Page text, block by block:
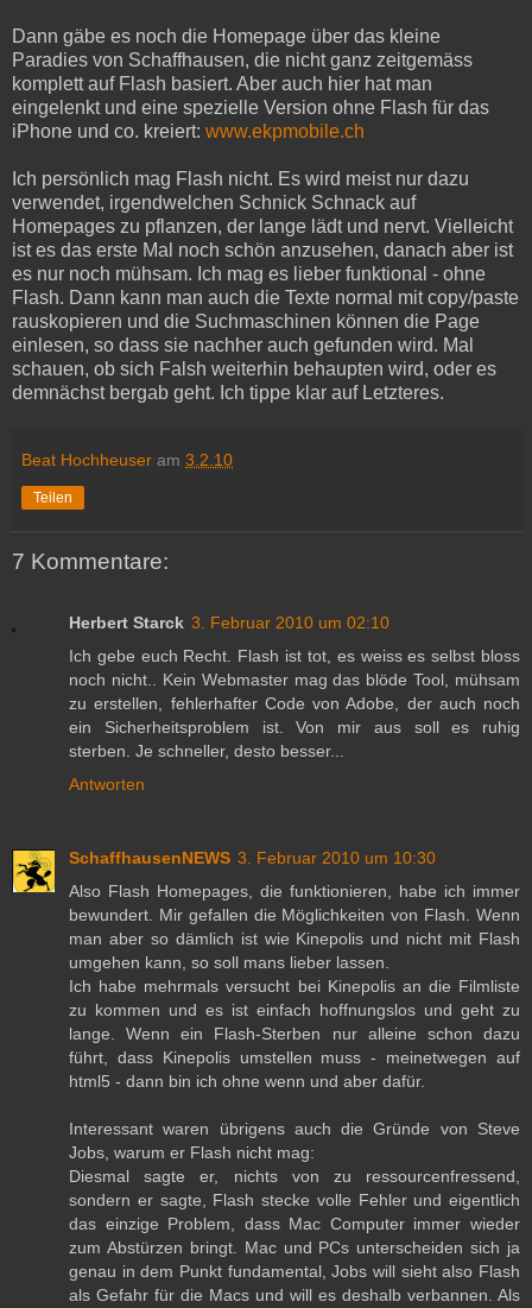
Dann gäbe es noch die Homepage über das kleine
Paradies von Schaffhausen, die nicht ganz zeitgemäss
komplett auf Flash basiert. Aber auch hier hat man
eingelenkt und eine spezielle Version ohne Flash für das
iPhone und co. kreiert: www.ekpmobile.ch
Ich persönlich mag Flash nicht. Es wird meist nur dazu
verwendet, irgendwelchen Schnick Schnack auf
Homepages zu pflanzen, der lange lädt und nervt. Vielleicht
ist es das erste Mal noch schön anzusehen, danach aber ist
es nur noch mühsam. Ich mag es lieber funktional - ohne
Flash. Dann kann man auch die Texte normal mit copy/paste
rauskopieren und die Suchmaschinen können die Page
einlesen, so dass sie nachher auch gefunden wird. Mal
schauen, ob sich Falsh weiterhin behaupten wird, oder es
demnächst bergab geht. Ich tippe klar auf Letzteres.
Beat Hochheuser am 3.2.10
Teilen
7 Kommentare:
Herbert Starck 3. Februar 2010 um 02:10
Ich gebe euch Recht. Flash ist tot, es weiss es selbst bloss
noch nicht.. Kein Webmaster mag das blöde Tool, mühsam
zu erstellen, fehlerhafter Code von Adobe, der auch noch
ein Sicherheitsproblem ist. Von mir aus soll es ruhig
sterben. Je schneller, desto besser...
Antworten
SchaffhausenNEWS 3. Februar 2010 um 10:30
Also Flash Homepages, die funktionieren, habe ich immer
bewundert. Mir gefallen die Möglichkeiten von Flash. Wenn
man aber so dämlich ist wie Kinepolis und nicht mit Flash
umgehen kann, so soll mans lieber lassen.
Ich habe mehrmals versucht bei Kinepolis an die Filmliste
zu kommen und es ist einfach hoffnungslos und geht zu
lange. Wenn ein Flash-Sterben nur alleine schon dazu
führt, dass Kinepolis umstellen muss - meinetwegen auf
html5 - dann bin ich ohne wenn und aber dafür.
Interessant waren übrigens auch die Gründe von Steve
Jobs, warum er Flash nicht mag:
Diesmal sagte er, nichts von zu ressourcenfressend,
sondern er sagte, Flash stecke volle Fehler und eigentlich
das einzige Problem, dass Mac Computer immer wieder
zum Abstürzen bringt. Mac und PCs unterscheiden sich ja
genau in dem Punkt fundamental, Jobs will sieht also Flash
als Gefahr für die Macs und will es deshalb verbannen. Als